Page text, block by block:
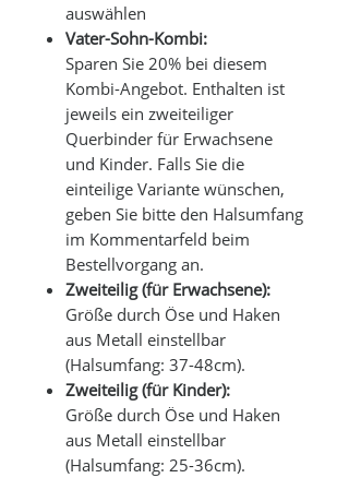
auswählen
Vater-Sohn-Kombi:
Sparen Sie 20% bei diesem
Kombi-Angebot. Enthalten ist
jeweils ein zweiteiliger
Querbinder für Erwachsene
und Kinder. Falls Sie die
einteilige Variante wünschen,
geben Sie bitte den Halsumfang
im Kommentarfeld beim
Bestellvorgang an.
Zweiteilig (für Erwachsene):
Größe durch Öse und Haken
aus Metall einstellbar
(Halsumfang: 37-48cm).
Zweiteilig (für Kinder):
Größe durch Öse und Haken
aus Metall einstellbar
(Halsumfang: 25-36cm).